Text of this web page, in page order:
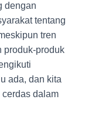
dengan
tentang
tren
produk-produk
ada, dan kita
dalam